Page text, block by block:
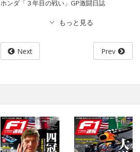
ホンダ「３年目の戦い」GP激闘日誌
Next Prev